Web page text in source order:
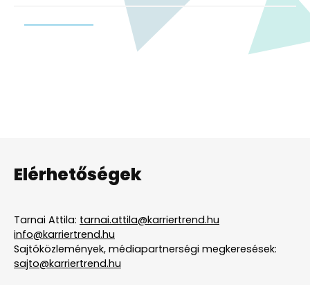
Elérhetőségek
Tarnai Attila: tarnai.attila@karriertrend.hu
info@karriertrend.hu
Sajtóközlemények, médiapartnerségi megkeresések:
sajto@karriertrend.hu